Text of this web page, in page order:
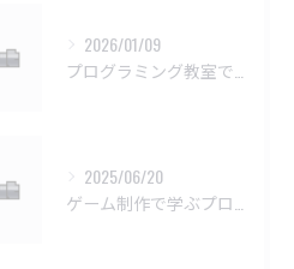
2026/01/09
2025/06/20